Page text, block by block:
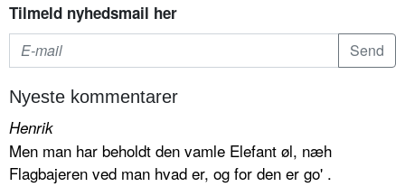
Tilmeld nyhedsmail her
Nyeste kommentarer
Henrik
Men man har beholdt den vamle Elefant øl, næh
Flagbajeren ved man hvad er, og for den er go' .